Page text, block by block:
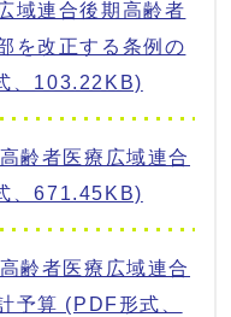
域連合後期高齢者
を改正する条例の
、103.22KB)
齢者医療広域連合
、671.45KB)
齢者医療広域連合
予算 (PDF形式、